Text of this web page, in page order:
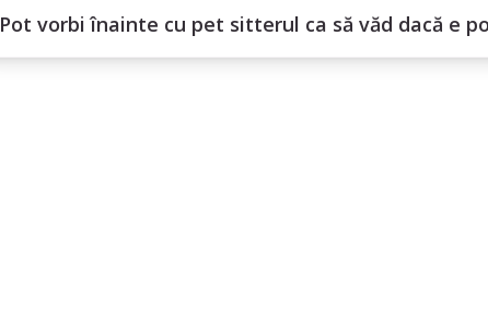
Pot vorbi înainte cu pet sitterul ca să văd dacă e